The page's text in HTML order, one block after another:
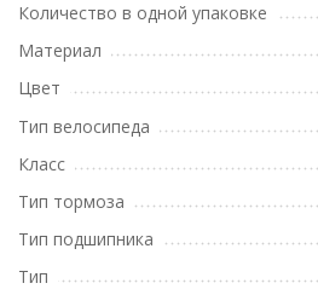
Количество в одной упаковке
Материал
Цвет
Тип велосипеда
Класс
Тип тормоза
Тип подшипника
Тип